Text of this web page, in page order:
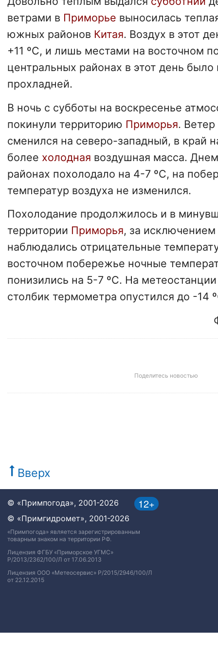
ветрами в Приморье выносилась
южных районов Китая. Воздух в этот
+11 ºС, и лишь местами на восточном
центральных районах в этот день
прохладней.
В ночь с субботы на воскресенье
покинули территорию Приморья.
сменился на северо-западный, в край
более холодная воздушная масса.
районах похолодало на 4-7 ºС, на
температур воздуха не изменился.
Похолодание продолжилось и в
территории Приморья, за
наблюдались отрицательные
восточном побережье ночные
понизились на 5-7 ºС. На
столбик термометра опустился до -14
Поделитесь новостью
Вверх
12+
© «Примпогода», 2001-2026
© «Примгидромет», 2001-2026
«Примпогода» является зарегистрированным
товарным знаком на территории РФ.
Лицензия ФГБУ «Приморское УГМС»
Р/2013/2362/100/Л от 17.06.2013
Лицензия ООО «Метеосервис» Р/2015/2946/100/Л
от 22.12.2015